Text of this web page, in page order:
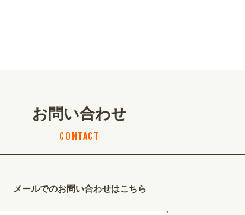
お問い合わせ
CONTACT
メールでのお問い合わせはこちら